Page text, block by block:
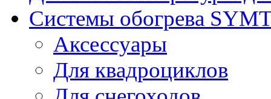
Системы обогрева
Аксессуары
Для квадроциклов